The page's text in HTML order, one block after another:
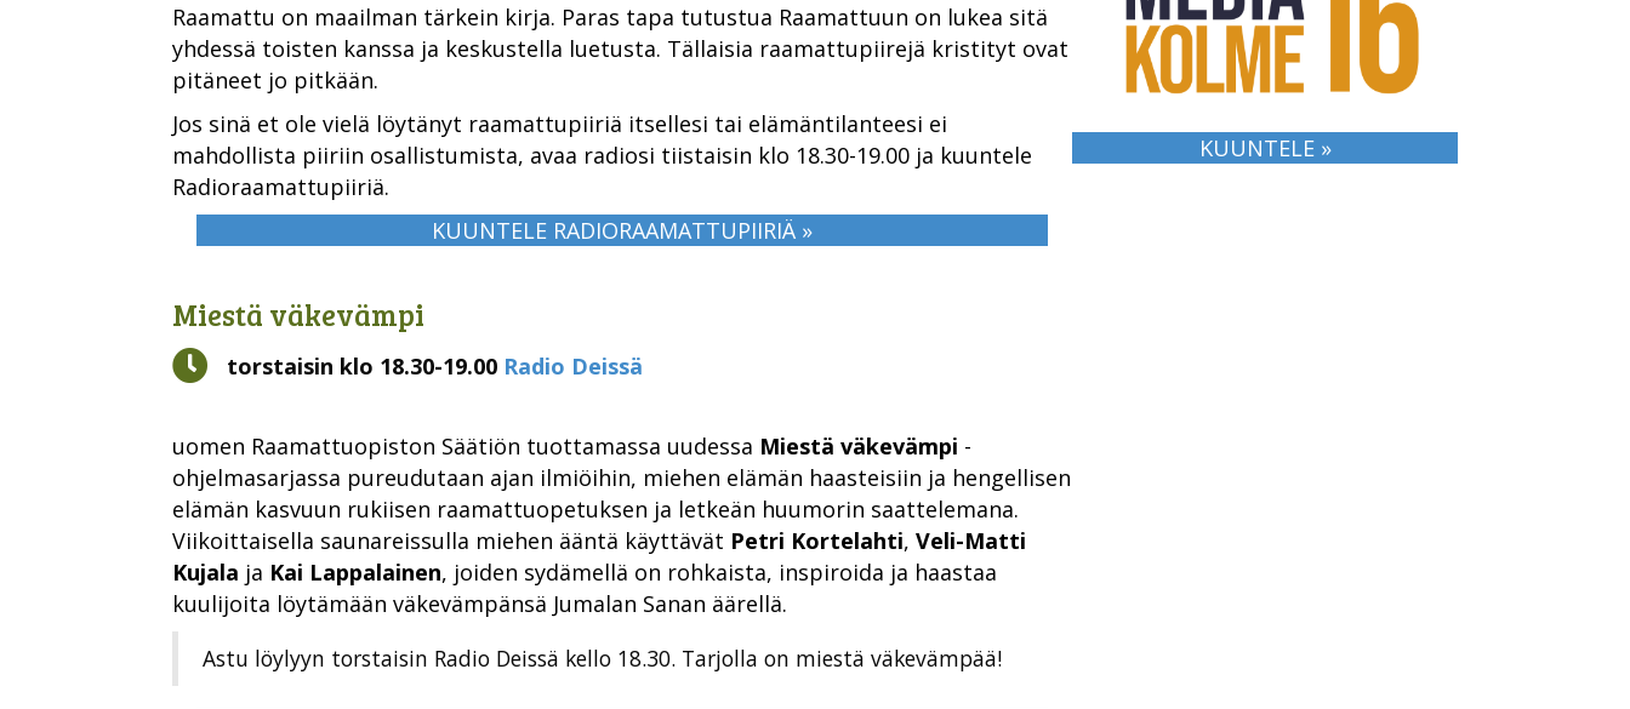
Raamattu on maailman tärkein kirja. Paras tapa tutustua Raamattuun on lukea sitä
yhdessä toisten kanssa ja keskustella luetusta. Tällaisia raamattupiirejä kristityt ovat
pitäneet jo pitkään.
Jos sinä et ole vielä löytänyt raamattupiiriä itsellesi tai elämäntilanteesi ei
mahdollista piiriin osallistumista, avaa radiosi tiistaisin klo 18.30-19.00 ja kuuntele
Radioraamattupiiriä.
KUUNTELE RADIORAAMATTUPIIRIÄ »
Miestä väkevämpi
Kello torstaisin klo 18.30-19.00 Radio Deissä
uomen Raamattuopiston Säätiön tuottamassa uudessa Miestä väkevämpi -
ohjelmasarjassa pureudutaan ajan ilmiöihin, miehen elämän haasteisiin ja hengellisen
elämän kasvuun rukiisen raamattuopetuksen ja letkeän huumorin saattelemana.
Viikoittaisella saunareissulla miehen ääntä käyttävät Petri Kortelahti, Veli-Matti
Kujala ja Kai Lappalainen, joiden sydämellä on rohkaista, inspiroida ja haastaa
kuulijoita löytämään väkevämpänsä Jumalan Sanan äärellä.
Astu löylyyn torstaisin Radio Deissä kello 18.30. Tarjolla on miestä väkevämpää!
KUUNTELE »